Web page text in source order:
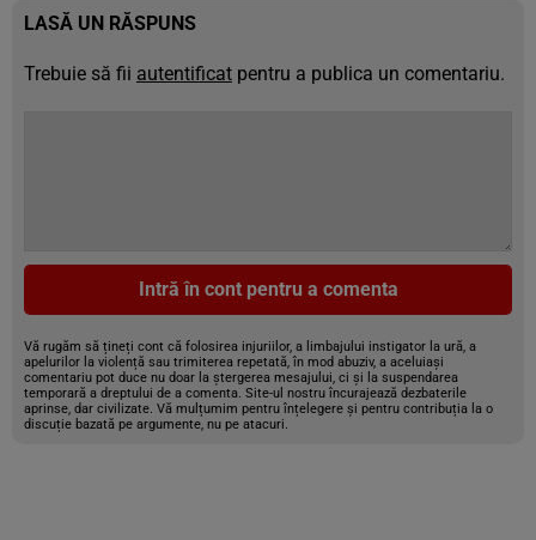
LASĂ UN RĂSPUNS
Trebuie să fii autentificat pentru a publica un comentariu.
Intră în cont pentru a comenta
Vă rugăm să țineți cont că folosirea injuriilor, a limbajului instigator la ură, a
apelurilor la violență sau trimiterea repetată, în mod abuziv, a aceluiași
comentariu pot duce nu doar la ștergerea mesajului, ci și la suspendarea
temporară a dreptului de a comenta. Site-ul nostru încurajează dezbaterile
aprinse, dar civilizate. Vă mulțumim pentru înțelegere și pentru contribuția la o
discuție bazată pe argumente, nu pe atacuri.